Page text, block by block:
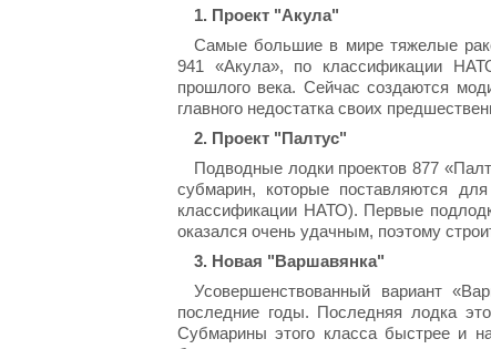
1. Проект "Акула"
Самые большие в мире тяжелые
941 «Акула», по классификации
прошлого века. Сейчас создаются
главного недостатка своих
2. Проект "Палтус"
Подводные лодки проектов 877
субмарин, которые поставляются
классификации НАТО). Первые
оказался очень удачным, поэтому
3. Новая "Варшавянка"
Усовершенствованный вариант
последние годы. Последняя лодка
Субмарины этого класса быстрее и